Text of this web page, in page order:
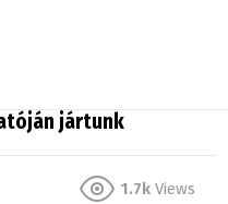
jártunk
1.7k Views